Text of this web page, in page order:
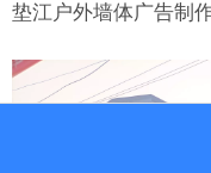
垫江户外墙体广告制